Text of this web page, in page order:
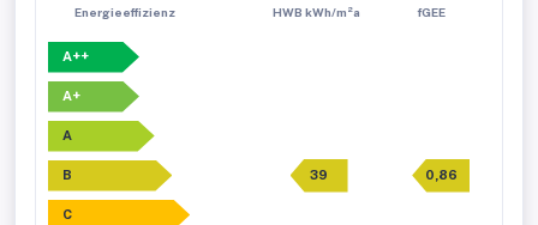
Energieeffizienz HWB kWh/m²a fGEE
A++
A+
A
B 39 0,86
C